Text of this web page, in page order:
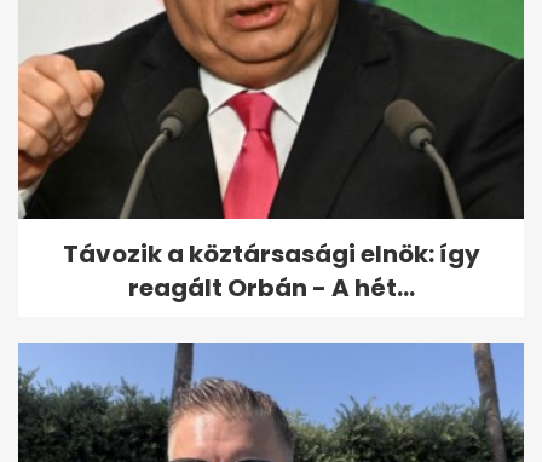
Az ál-Anasztázia majdnem
megszerezte a Romanovok
örökségét
Távozik a köztársasági elnök: így
reagált Orbán - A hét...